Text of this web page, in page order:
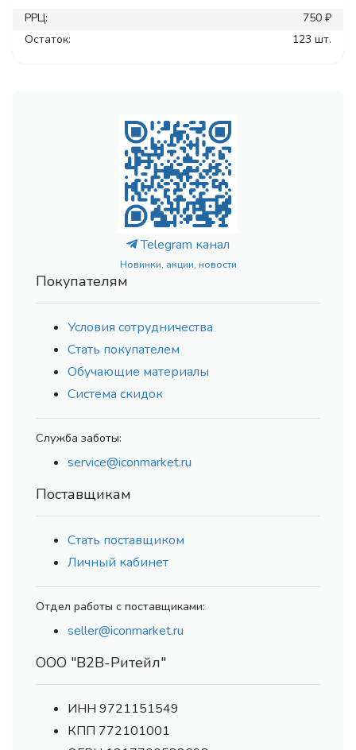
РРЦ:
750 ₽
Остаток:
123 шт.
Telegram канал
Новинки, акции, новости
Покупателям
Условия сотрудничества
Стать покупателем
Обучающие материалы
Система скидок
Служба заботы:
service@iconmarket.ru
Поставщикам
Стать поставщиком
Личный кабинет
Отдел работы с поставщиками:
seller@iconmarket.ru
ООО "В2В-Ритейл"
ИНН 9721151549
КПП 772101001